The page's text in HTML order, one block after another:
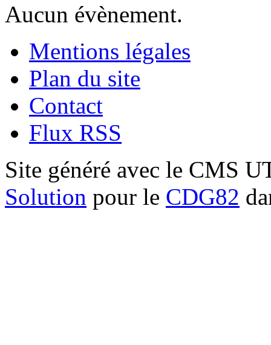
Aucun évènement.
Mentions légales
Plan du site
Contact
Flux RSS
Site généré avec le CMS
Solution pour le CDG82